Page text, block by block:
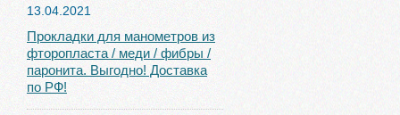
13.04.2021
Прокладки для манометров из
фторопласта / меди / фибры /
паронита. Выгодно! Доставка
по РФ!